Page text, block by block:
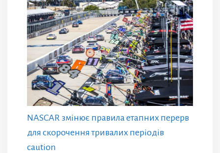
NASCAR змінює правила етапних перерв
для скорочення тривалих періодів
caution